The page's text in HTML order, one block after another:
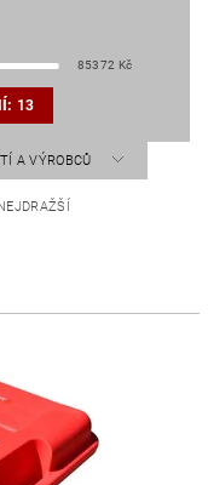
85372 Kč
13
A VÝROBCŮ